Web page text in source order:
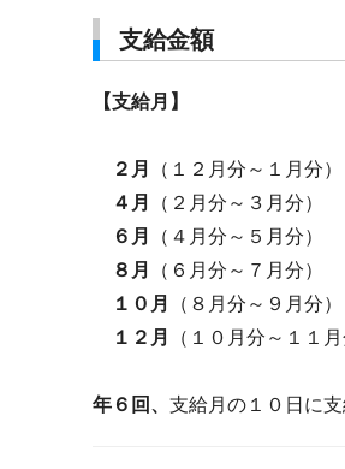
支給金額
【支給月】
２月
（１２月分～１月分）
４月
（２月分～３月分）
６月
（４月分～５月分）
８月
（６月分～７月分）
１０月
（８月分～９月分）
１２月
（１０月分～１１月
年６回、 支給月の１０日に